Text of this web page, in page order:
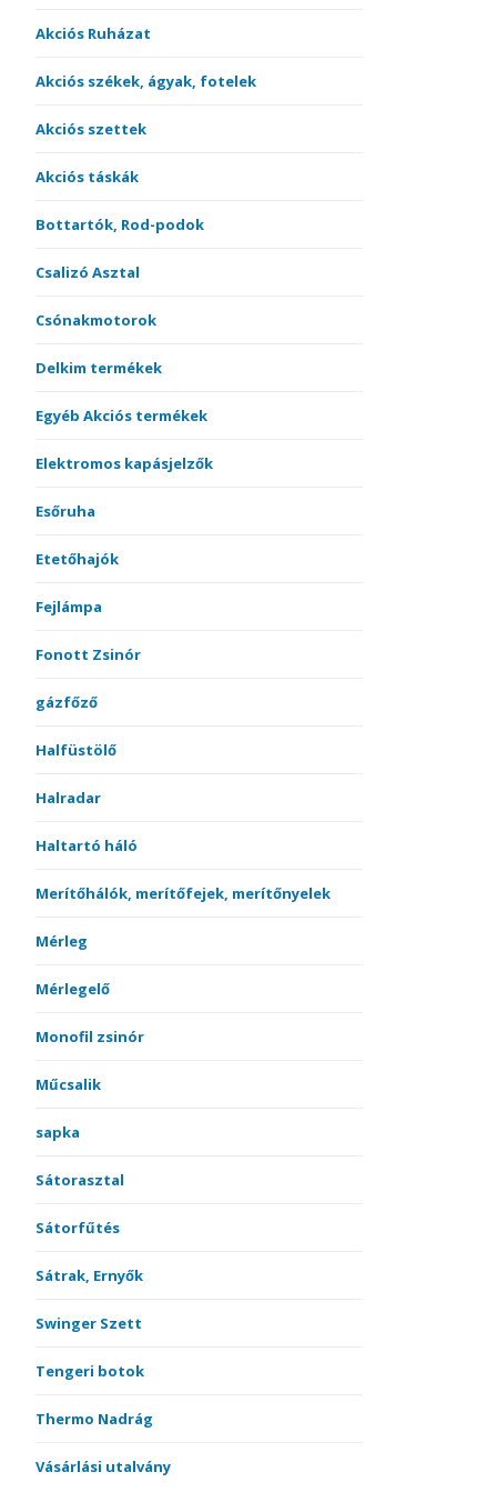
Akciós Ruházat
Akciós székek, ágyak, fotelek
Akciós szettek
Akciós táskák
Bottartók, Rod-podok
Csalizó Asztal
Csónakmotorok
Delkim termékek
Egyéb Akciós termékek
Elektromos kapásjelzők
Esőruha
Etetőhajók
Fejlámpa
Fonott Zsinór
gázfőző
Halfüstölő
Halradar
Haltartó háló
Merítőhálók, merítőfejek, merítőnyelek
Mérleg
Mérlegelő
Monofil zsinór
Műcsalik
sapka
Sátorasztal
Sátorfűtés
Sátrak, Ernyők
Swinger Szett
Tengeri botok
Thermo Nadrág
Vásárlási utalvány